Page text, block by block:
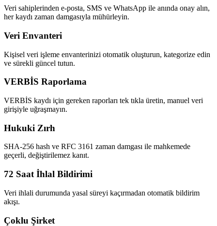
Veri sahiplerinden e-posta, SMS ve WhatsApp ile anında onay alın,
her kaydı zaman damgasıyla mühürleyin.
Veri Envanteri
Kişisel veri işleme envanterinizi otomatik oluşturun, kategorize edin
ve sürekli güncel tutun.
VERBİS Raporlama
VERBİS kaydı için gereken raporları tek tıkla üretin, manuel veri
girişiyle uğraşmayın.
Hukuki Zırh
SHA-256 hash ve RFC 3161 zaman damgası ile mahkemede
geçerli, değiştirilemez kanıt.
72 Saat İhlal Bildirimi
Veri ihlali durumunda yasal süreyi kaçırmadan otomatik bildirim
akışı.
Çoklu Şirket